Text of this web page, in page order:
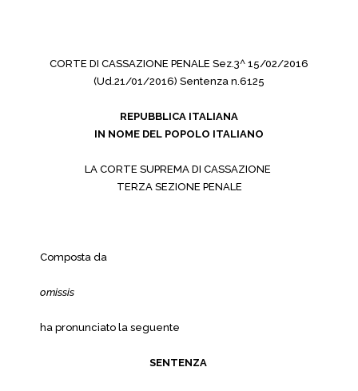
CORTE DI CASSAZIONE PENALE Sez.3^ 15/02/2016
(Ud.21/01/2016) Sentenza n.6125
REPUBBLICA ITALIANA
IN NOME DEL POPOLO ITALIANO
LA CORTE SUPREMA DI CASSAZIONE
TERZA SEZIONE PENALE
Composta da
omissis
ha pronunciato la seguente
SENTENZA